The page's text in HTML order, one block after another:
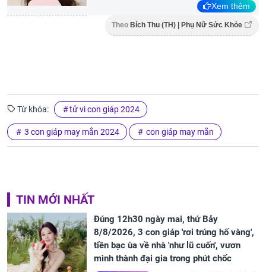
Xem thêm
Theo Bích Thu (TH) | Phụ Nữ Sức Khỏe
Từ khóa: tử vi con giáp 2024
3 con giáp may mắn 2024 con giáp may mắn
TIN MỚI NHẤT
Đúng 12h30 ngày mai, thứ Bảy
8/8/2026, 3 con giáp 'rơi trúng hố vàng',
tiền bạc ùa về nhà 'như lũ cuốn', vươn
mình thành đại gia trong phút chốc